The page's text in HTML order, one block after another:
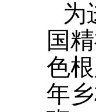
为
国
色
年